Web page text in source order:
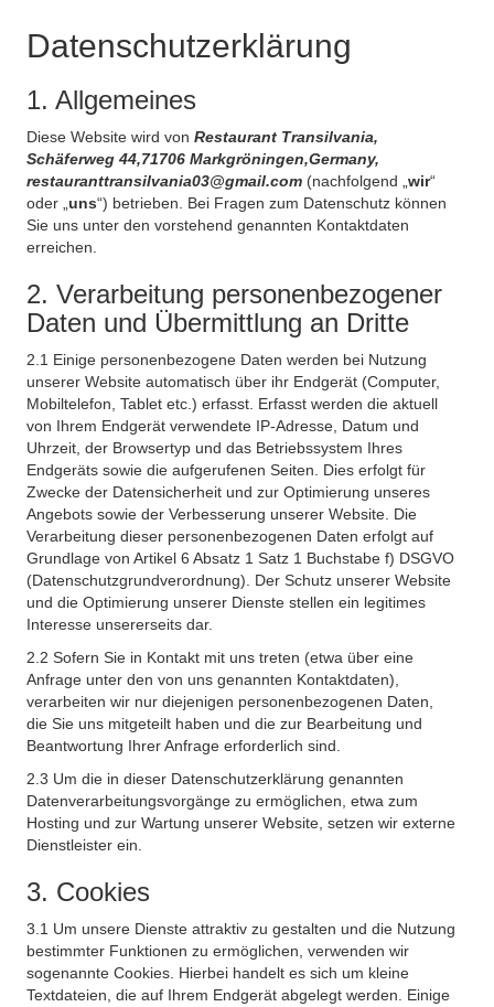
Datenschutzerklärung
1. Allgemeines
Diese Website wird von Restaurant Transilvania,
Schäferweg 44,71706 Markgröningen,Germany,
restauranttransilvania03@gmail.com (nachfolgend „ wir“
oder „ uns“) betrieben. Bei Fragen zum Datenschutz können
Sie uns unter den vorstehend genannten Kontaktdaten
erreichen.
2. Verarbeitung personenbezogener
Daten und Übermittlung an Dritte
2.1 Einige personenbezogene Daten werden bei Nutzung
unserer Website automatisch über ihr Endgerät (Computer,
Mobiltelefon, Tablet etc.) erfasst. Erfasst werden die aktuell
von Ihrem Endgerät verwendete IP-Adresse, Datum und
Uhrzeit, der Browsertyp und das Betriebssystem Ihres
Endgeräts sowie die aufgerufenen Seiten. Dies erfolgt für
Zwecke der Datensicherheit und zur Optimierung unseres
Angebots sowie der Verbesserung unserer Website. Die
Verarbeitung dieser personenbezogenen Daten erfolgt auf
Grundlage von Artikel 6 Absatz 1 Satz 1 Buchstabe f) DSGVO
(Datenschutzgrundverordnung). Der Schutz unserer Website
und die Optimierung unserer Dienste stellen ein legitimes
Interesse unsererseits dar.
2.2 Sofern Sie in Kontakt mit uns treten (etwa über eine
Anfrage unter den von uns genannten Kontaktdaten),
verarbeiten wir nur diejenigen personenbezogenen Daten,
die Sie uns mitgeteilt haben und die zur Bearbeitung und
Beantwortung Ihrer Anfrage erforderlich sind.
2.3 Um die in dieser Datenschutzerklärung genannten
Datenverarbeitungsvorgänge zu ermöglichen, etwa zum
Hosting und zur Wartung unserer Website, setzen wir externe
Dienstleister ein.
3. Cookies
3.1 Um unsere Dienste attraktiv zu gestalten und die Nutzung
bestimmter Funktionen zu ermöglichen, verwenden wir
sogenannte Cookies. Hierbei handelt es sich um kleine
Textdateien, die auf Ihrem Endgerät abgelegt werden. Einige